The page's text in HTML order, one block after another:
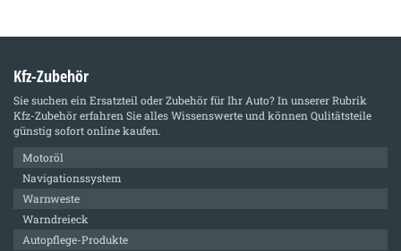
Kfz-Zubehör
Sie suchen ein Ersatzteil oder Zubehör für Ihr Auto? In unserer Rubrik
Kfz-Zubehörerfahren Sie alles Wissenswerte und können Qulitätsteile
günstig sofort online kaufen.
Motoröl
Navigationssystem
Warnweste
Warndreieck
Autopflege-Produkte